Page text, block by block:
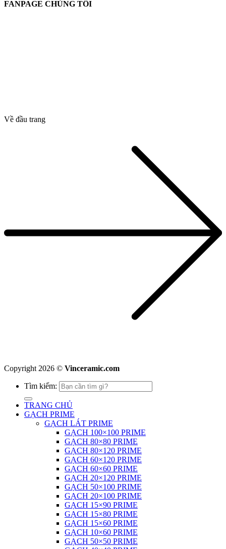
FANPAGE CHÚNG TÔI
Về đầu trang
Copyright 2026 © Vinceramic.com
Tìm kiếm:
TRANG CHỦ
GẠCH PRIME
GẠCH LÁT PRIME
GẠCH 100×100 PRIME
GẠCH 80×80 PRIME
GẠCH 80×120 PRIME
GẠCH 60×120 PRIME
GẠCH 60×60 PRIME
GẠCH 20×120 PRIME
GẠCH 50×100 PRIME
GẠCH 20×100 PRIME
GẠCH 15×90 PRIME
GẠCH 15×80 PRIME
GẠCH 15×60 PRIME
GẠCH 10×60 PRIME
GẠCH 50×50 PRIME